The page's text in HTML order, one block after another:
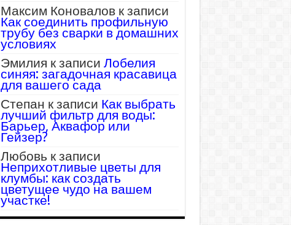
Максим Коноваловк записи
Как соединить профильную
трубу без сварки в домашних
условиях
Эмилия к записи Лобелия
синяя: загадочная красавица
для вашего сада
Степан к записи Как выбрать
лучший фильтр для воды:
Барьер, Аквафор или
Гейзер?
Любовь к записи
Неприхотливые цветы для
клумбы: как создать
цветущее чудо на вашем
участке!